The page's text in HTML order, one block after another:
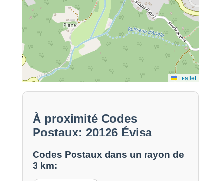
Leaflet
À proximité Codes
Postaux: 20126 Évisa
Codes Postaux dans un rayon de
3 km: